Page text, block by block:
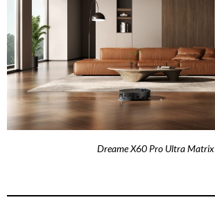
Dreame X60 Pro Ultra Matrix